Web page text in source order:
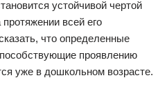
устойчивой чертой
всей его
что определенные
проявлению
уже в дошкольном возрасте.